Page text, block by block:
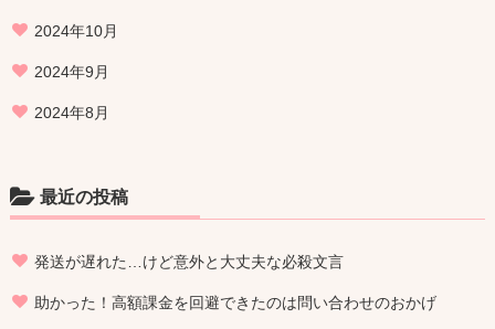
2024年10月
2024年9月
2024年8月
最近の投稿
発送が遅れた…けど意外と大丈夫な必殺文言
助かった！高額課金を回避できたのは問い合わせのおかげ